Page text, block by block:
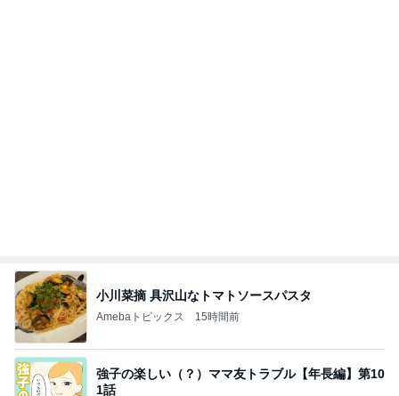
頂いた甘じょっぱくて大好きなお土産